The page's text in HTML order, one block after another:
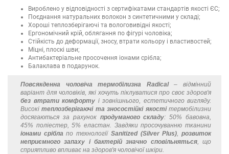
Вироблено у відповідності з сертифікатами стандартів якості ЄС;
Поєднання натуральних волокон з синтетичними у складі;
Хороші теплозберігаючі та вологовивідні якості;
Ергономічний крій, облягання по фігурі чоловіка;
Стійкість до деформації, зносу, втрати кольору і властивостей;
Міцні, плоскі шви;
Антибактеріальне просочення іонами срібла;
Балаклава в подарунок.
Повсякденна чоловіча термобілизна Radical– відмінний
варіант для чоловіків, які хочуть піклуватися про своє здоров'я
без втрати комфорту і зовнішнього, естетичного вигляду.
Високітеплозберігаючі та зносостійкі якостітермобілизни
досягаються за рахунок продуманого складу: 50% бавовна,
45% поліестер, 5% еластан. Завдяки просочуванню тканини
іонами сріблапо технології Sanitized (Silver Plus),розвиток
неприємного запаху і бактерій значно сповільняться, що
сприятливо впливає на здоров'я чоловічої шкіри.